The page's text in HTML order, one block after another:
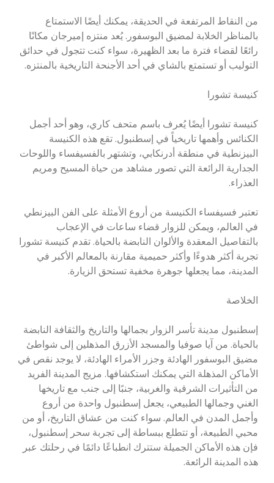
من النقاط المرتفعة في الحديقة، يمكنك أيضًا الاستمتاع
بالمناظر الخلابة لمضيق البوسفور. يُعد منتزه إميرجان مكانًا
رائعًا لقضاء فترة ما بعد الظهيرة، سواء كنت تتجول في حدائق
التوليب أو تستمتع بالشاي في أحد الأجنحة التاريخية بالمنتزه.
كنيسة تشورا
كنيسة تشورا أيضًا يُعرف باسم متحف كاري، وهو أحد أجمل
الكنائس وأهمها تاريخياً في إسطنبول. تقع هذه الكنيسة
البيزنطية في منطقة أدرنكابي، وتشتهر بالفسيفساء واللوحات
الجدارية الرائعة التي تصور مشاهد من حياة المسيح ومريم
العذراء.
تعتبر فسيفساء الكنيسة من أروع الأمثلة على الفن البيزنطي
في العالم، ويمكن للزوار قضاء ساعات في الإعجاب
بالتفاصيل المعقدة والألوان النابضة بالحياة. تقدم كنيسة تشورا
تجربة أكثر هدوءًا وأكثر حميمية مقارنة بالمعالم الأكبر في
المدينة، مما يجعلها جوهرة مخفية تستحق الزيارة.
الخلاصة
إسطنبول مدينة تأسر الزوار بجمالها والتاريخ والثقافة النابضة
بالحياة. من آيا صوفيا والمسجد الأزرق المذهلين إلى شواطئ
مضيق البوسفور الهادئة وجزر الأمراء الهادئة، لا يوجد نقص في
الأماكن المذهلة التي يمكنك استكشافها. مزيج المدينة الفريد
من التأثيرات الشرقية والغربية، جنبًا إلى جنب مع تاريخها
الغني وجمالها الطبيعي، يجعل إسطنبول واحدة من أروع
وأجمل المدن في العالم. سواء كنت من عشاق التاريخ، أو من
محبي الطبيعة، أو تتطلع ببساطة إلى تجربة سحر إسطنبول،
فإن هذه الأماكن الجميلة ستترك انطباعًا دائمًا في رحلتك عبر
هذه المدينة الرائعة.